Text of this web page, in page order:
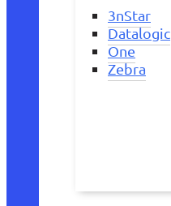
3nStar
Datalogic
One
Zebra